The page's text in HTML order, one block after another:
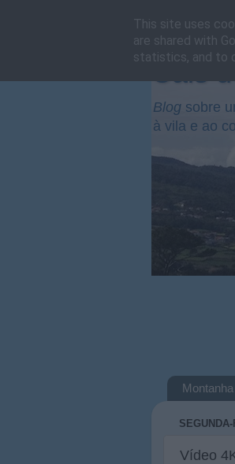
Cais
Blog sobre
à vila e ao
Vídeo
This site uses
are shared with
statistics, and to